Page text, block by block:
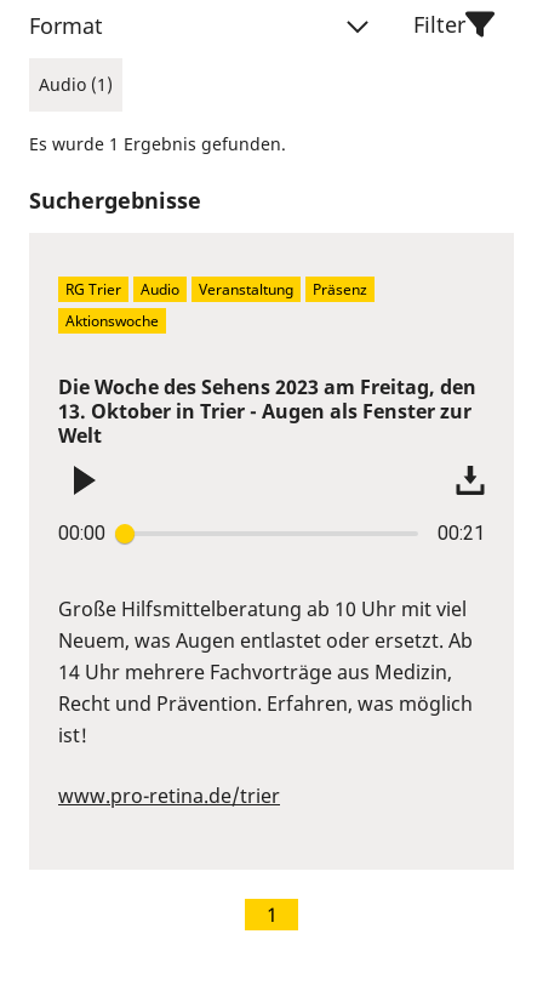
Format
Audio (1)
Filter
Es wurde 1 Ergebnis gefunden.
Suchergebnisse
Die Woche des Sehens 2023 am Freitag, den
13. Oktober in Trier - Augen als Fenster zur
Welt
00:00 00:21
Große Hilfsmittelberatung ab 10 Uhr mit viel
Neuem, was Augen entlastet oder ersetzt. Ab
14 Uhr mehrere Fachvorträge aus Medizin,
Recht und Prävention. Erfahren, was möglich
ist!
www.pro-retina.de/trier
RG Trier Audio Veranstaltung
Präsenz
Aktionswoche
1